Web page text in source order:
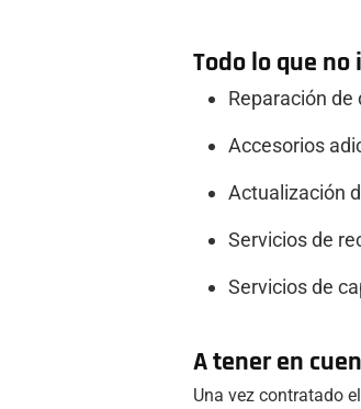
Todo lo que no
Reparación
Accesorios
Actualización
Servicios de
Servicios de
A tener en
Una vez contratado